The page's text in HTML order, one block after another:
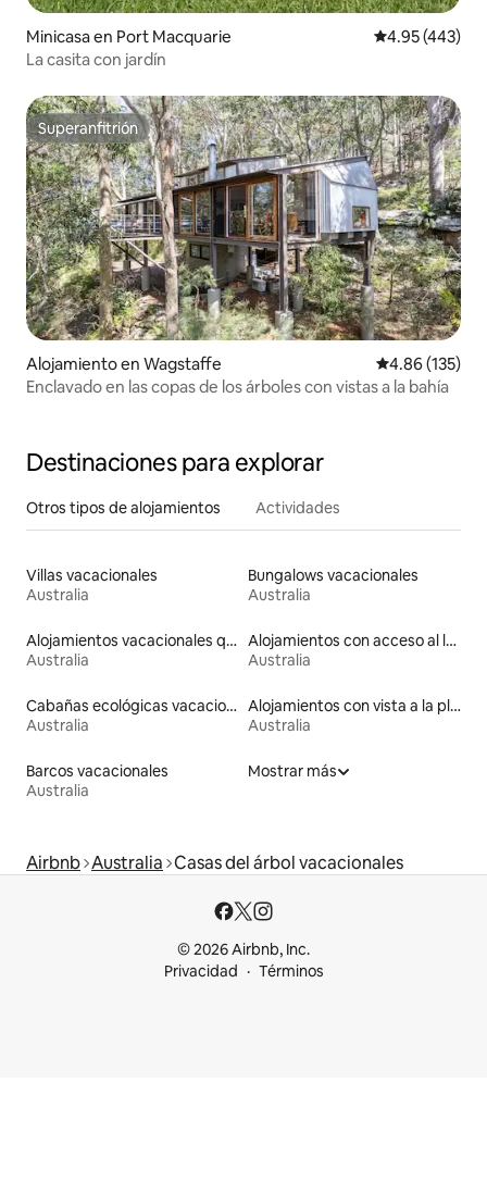
Minicasa en Port Macquarie Calificación
4.95 (443)
La casita con jardín
Superanfitrión
Superanfitrión
Alojamiento en Wagstaffe Calificación
4.86 (135)
Enclavado en las copas de los árboles con vistas a la bahía
Destinaciones para explorar
Otros tipos de alojamientos Actividades
Villas vacacionales
Australia
Bungalows vacacionales
Australia
Alojamientos vacacionales que admiten mascotas
Australia
Alojamientos con acceso al lago
Australia
Cabañas ecológicas vacacionales
Australia
Alojamientos con vista a la playa
Australia
Barcos vacacionales
Australia
Mostrar más
Airbnb Australia Casas del árbol vacacionales
© 2026 Airbnb, Inc.
Privacidad
Términos